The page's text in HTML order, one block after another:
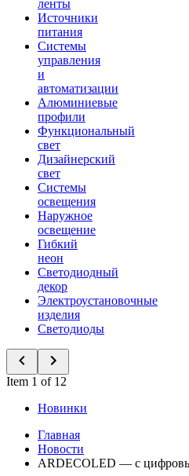
ленты
Источники
питания
Системы
управления
и
автоматизации
Алюминиевые
профили
Функциональный
свет
Дизайнерский
свет
Системы
освещения
Наружное
освещение
Гибкий
неон
Светодиодный
декор
Электроустановочные
изделия
Светодиоды
Item 1 of 12
Новинки
Главная
Новости
ARDECOLED — с